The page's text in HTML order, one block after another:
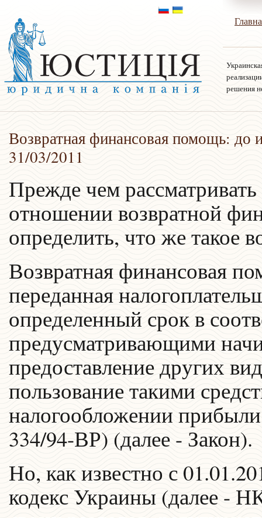
решения
Возвратная финансовая помощь: до
31/03/2011
Прежде чем
отношении возвратной
определить, что же такое
Возвратная финансовая
переданная
определенный срок в
предусматривающими
предоставление других
пользование такими
налогообложении
334/94-ВР) (далее - Закон).
Но, как известно с
кодекс Украины (далее -